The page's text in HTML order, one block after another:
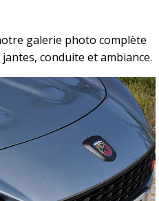
galerie photo complète
conduite et ambiance.